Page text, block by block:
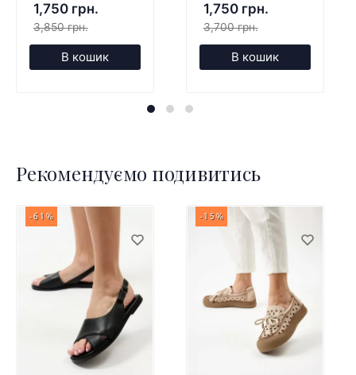
1,750 грн.
3,850 грн.
В кошик
1,750 грн.
3,700 грн.
В кошик
Рекомендуємо подивитись
-61% -15%